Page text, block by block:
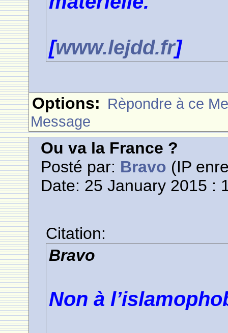
[www.lejdd.fr]
Options: Rèpondre à ce
Message
Ou va la France ?
Posté par: Bravo (IP
Date: 25 January 2015 :
Citation:
Bravo
Non à